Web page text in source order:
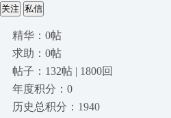
关注 私信
精华：0帖
求助：0帖
帖子：132帖 | 1800回
年度积分：0
历史总积分：1940